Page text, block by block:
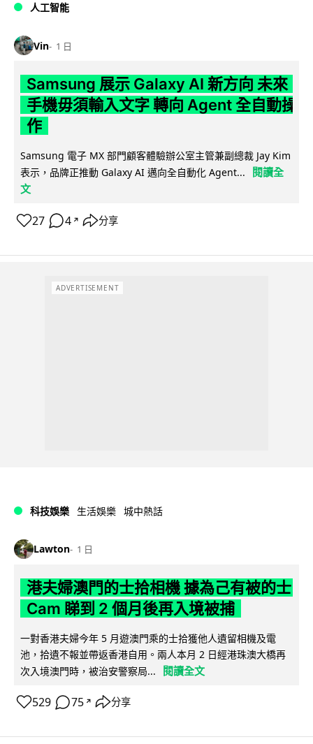
人工智能
Vin 1 日
Samsung 展示 Galaxy AI 新方向 未來
手機毋須輸入文字 轉向 Agent 全自動操
作
Samsung 電子 MX 部門顧客體驗辦公室主管兼副總裁 Jay Kim
表示，品牌正推動 Galaxy AI 邁向全自動化 Agent...
閱讀全
文
27 4 ↗ 分享
ADVERTISEMENT
科技娛樂 生活娛樂 城中熱話
Lawton 1 日
港夫婦澳門的士拾相機 據為己有被的士
Cam 睇到 2 個月後再入境被捕
一對香港夫婦今年 5 月遊澳門乘的士拾獲他人遺留相機及電
池，拾遺不報並帶返香港自用。兩人本月 2 日經港珠澳大橋再
次入境澳門時，被治安警察局...
閱讀全文
529 75 ↗ 分享